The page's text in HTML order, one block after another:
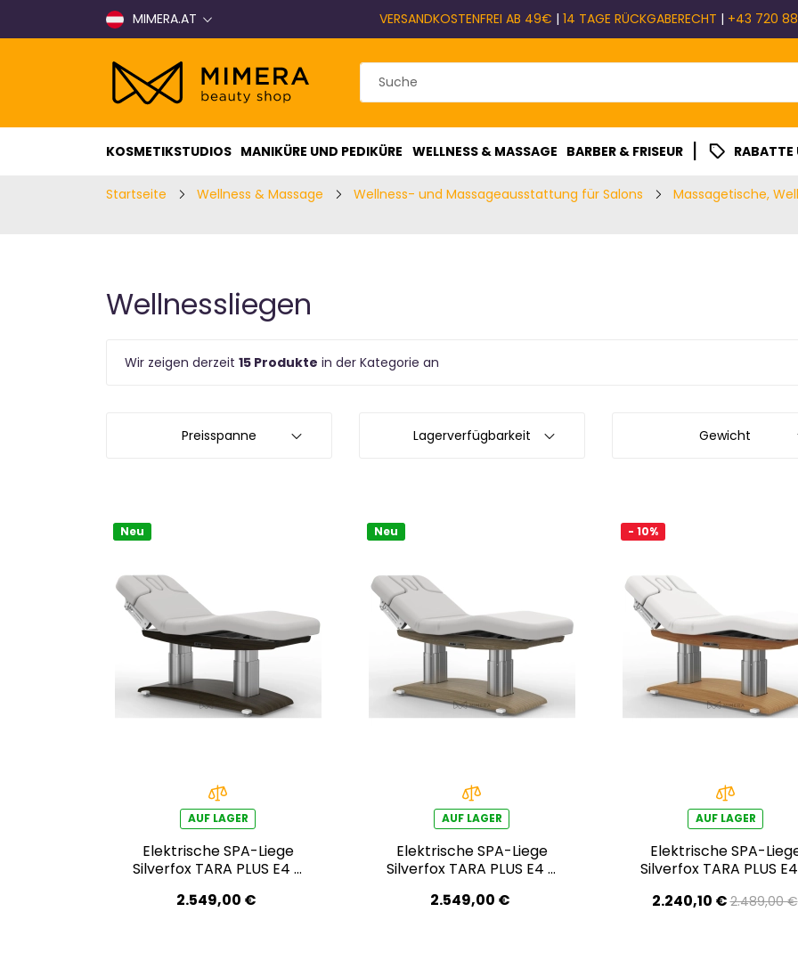
MIMERA.AT VERSANDKOSTENFREI AB 49€ | 14 TAGE RÜCKGABERECHT | +43 720
KOSMETIKSTUDIOS MANIKÜRE UND PEDIKÜRE WELLNESS & MASSAGE BARBER & FRISEUR |
Startseite Wellness & Massage Wellness- und Massageausstattung für Salons Massagetische,
Wellnessliegen
Wir zeigen derzeit15 Produkte in der Kategorie an
Preisspanne Lagerverfügbarkeit Gewicht
Neu
AUF LAGER
Elektrische SPA-Liege
Silverfox TARA PLUS E4 –
Vibrationssystem,
2.549,00 €
Neu
AUF LAGER
Elektrische SPA-Liege
Silverfox TARA PLUS E4 –
Vibrationssystem,
2.549,00 €
- 10%
AUF LAGER
Elektrische SPA-
Silverfox TARA PLUS
Vibrationssystem,
2.240,10 €2.489,00 €